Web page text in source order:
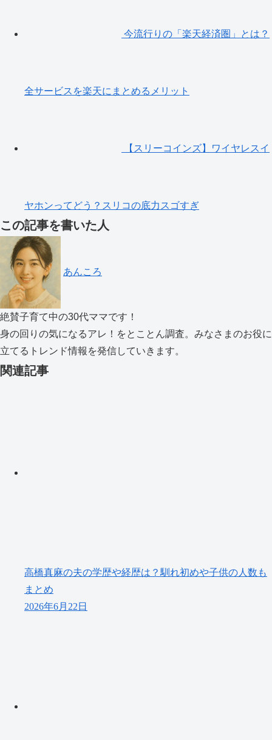
今流行りの「楽天経済圏」とは？
全サービスを楽天にまとめるメリット
【スリーコインズ】ワイヤレスイ
ヤホンってどう？スリコの底力スゴすぎ
この記事を書いた人
あんころ
絶賛子育て中の30代ママです！
身の回りの気になるアレ！をとことん調査。みなさまのお役に
立てるトレンド情報を発信していきます。
関連記事
高橋真麻の夫の学歴や経歴は？馴れ初めや子供の人数も
まとめ
2026年6月22日